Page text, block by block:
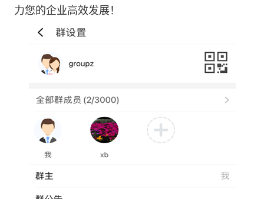
力您的企业高效发展！